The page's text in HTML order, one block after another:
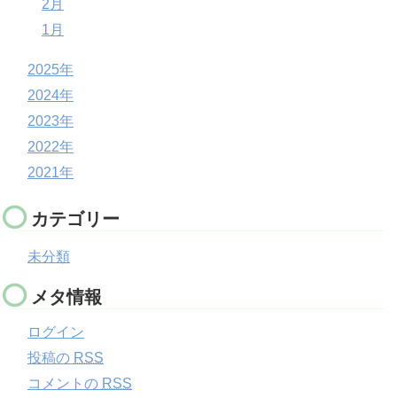
2月
1月
2025年
2024年
2023年
2022年
2021年
カテゴリー
未分類
メタ情報
ログイン
投稿の RSS
コメントの RSS